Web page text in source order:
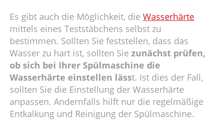
Es gibt auch die Möglichkeit, die Wasserhärte
mittels eines Teststäbchens selbst zu
bestimmen. Sollten Sie feststellen, dass das
Wasser zu hart ist, sollten Sie zunächst prüfen,
ob sich bei Ihrer Spülmaschine die
Wasserhärte einstellen lässt. Ist dies der Fall,
sollten Sie die Einstellung der Wasserhärte
anpassen. Andernfalls hilft nur die regelmäßige
Entkalkung und Reinigung der Spülmaschine.